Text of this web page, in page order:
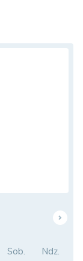
Sob. Ndz.